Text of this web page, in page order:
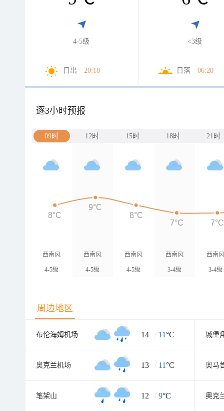
4-5级
日出 20:18
<3级
日落 06:20
逐3小时预报
09时 12时 15时 18时 21时
西南风
4-5级
西南风
4-5级
西南风
4-5级
西南风
3-4级
西南
3-4级
8°C
9°C
8°C
7°C
7°C
周边地区
布伦海姆机场 14 / 11°C 城堡
奥克兰机场 13 / 11°C
笔架山 12 / 9°C 奥克